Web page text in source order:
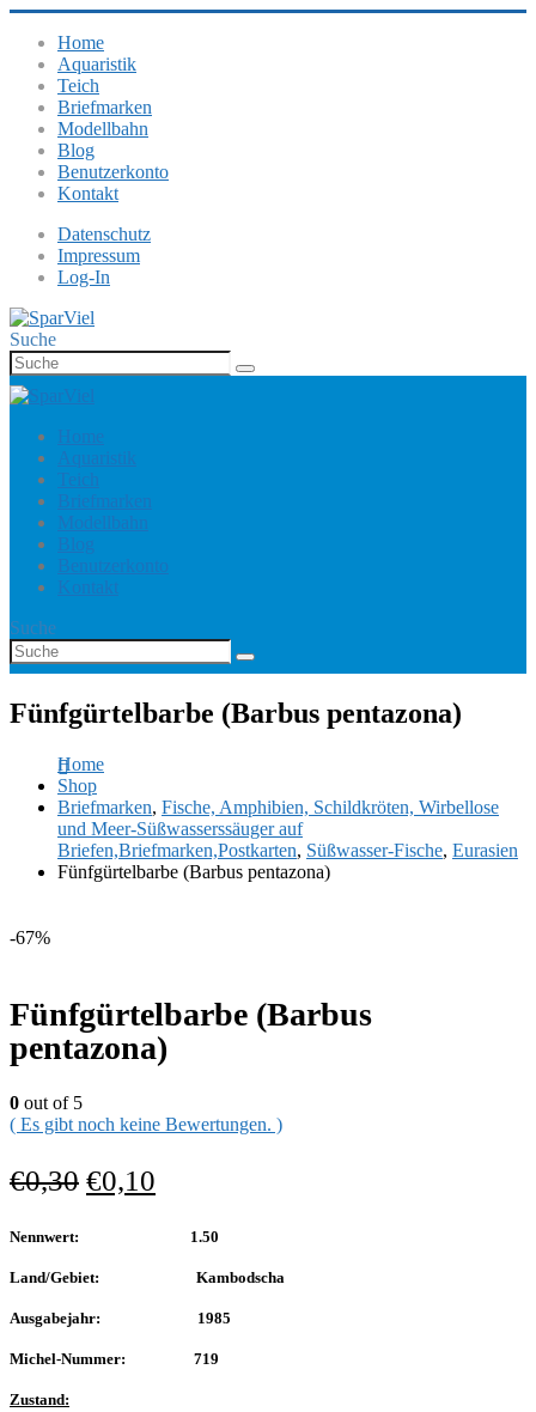
Home
Aquaristik
Teich
Briefmarken
Modellbahn
Blog
Benutzerkonto
Kontakt
Datenschutz
Impressum
Log-In
Suche
Home
Aquaristik
Teich
Briefmarken
Modellbahn
Blog
Benutzerkonto
Kontakt
Suche
Fünfgürtelbarbe (Barbus pentazona)
Home
Shop
Briefmarken, Fische, Amphibien, Schildkröten, Wirbellose
und Meer-Süßwasserssäuger auf
Briefen,Briefmarken,Postkarten, Süßwasser-Fische, Eurasien
Fünfgürtelbarbe (Barbus pentazona)
-67%
Fünfgürtelbarbe (Barbus
pentazona)
0 out of 5
( Es gibt noch keine Bewertungen. )
€0,30 €0,10
Nennwert: 1.50
Land/Gebiet: Kambodscha
Ausgabejahr: 1985
Michel-Nummer: 719
Zustand: